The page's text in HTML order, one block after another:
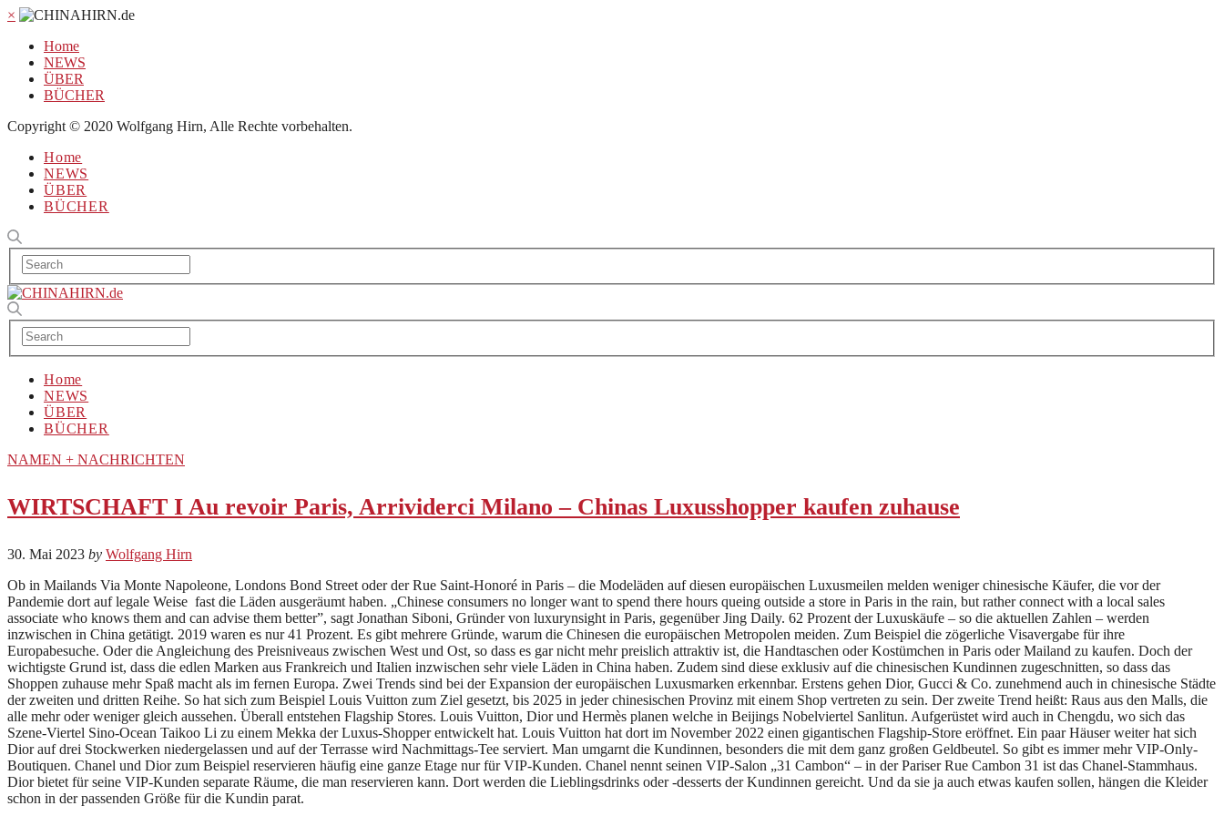
×
Home
NEWS
ÜBER
BÜCHER
Copyright © 2020 Wolfgang Hirn, Alle Rechte vorbehalten.
Home
NEWS
ÜBER
BÜCHER
Home
NEWS
ÜBER
BÜCHER
NAMEN + NACHRICHTEN
WIRTSCHAFT I Au revoir Paris, Arrividerci Milano – Chinas Luxusshopper kaufen zuhause
30. Mai 2023 by Wolfgang Hirn
Ob in Mailands Via Monte Napoleone, Londons Bond Street oder der Rue Saint-Honoré in Paris – die Modeläden auf diesen europäischen Luxusmeilen melden weniger chinesische Käufer, die vor der
Pandemie dort auf legale Weise fast die Läden ausgeräumt haben. „Chinese consumers no longer want to spend there hours queing outside a store in Paris in the rain, but rather connect with a local sales
associate who knows them and can advise them better”, sagt Jonathan Siboni, Gründer von luxurynsight in Paris, gegenüber Jing Daily. 62 Prozent der Luxuskäufe – so die aktuellen Zahlen – werden
inzwischen in China getätigt. 2019 waren es nur 41 Prozent. Es gibt mehrere Gründe, warum die Chinesen die europäischen Metropolen meiden. Zum Beispiel die zögerliche Visavergabe für ihre
Europabesuche. Oder die Angleichung des Preisniveaus zwischen West und Ost, so dass es gar nicht mehr preislich attraktiv ist, die Handtaschen oder Kostümchen in Paris oder Mailand zu kaufen. Doch der
wichtigste Grund ist, dass die edlen Marken aus Frankreich und Italien inzwischen sehr viele Läden in China haben. Zudem sind diese exklusiv auf die chinesischen Kundinnen zugeschnitten, so dass das
Shoppen zuhause mehr Spaß macht als im fernen Europa. Zwei Trends sind bei der Expansion der europäischen Luxusmarken erkennbar. Erstens gehen Dior, Gucci & Co. zunehmend auch in chinesische Städte
der zweiten und dritten Reihe. So hat sich zum Beispiel Louis Vuitton zum Ziel gesetzt, bis 2025 in jeder chinesischen Provinz mit einem Shop vertreten zu sein. Der zweite Trend heißt: Raus aus den Malls, die
alle mehr oder weniger gleich aussehen. Überall entstehen Flagship Stores. Louis Vuitton, Dior und Hermès planen welche in Beijings Nobelviertel Sanlitun. Aufgerüstet wird auch in Chengdu, wo sich das
Szene-Viertel Sino-Ocean Taikoo Li zu einem Mekka der Luxus-Shopper entwickelt hat. Louis Vuitton hat dort im November 2022 einen gigantischen Flagship-Store eröffnet. Ein paar Häuser weiter hat sich
Dior auf drei Stockwerken niedergelassen und auf der Terrasse wird Nachmittags-Tee serviert. Man umgarnt die Kundinnen, besonders die mit dem ganz großen Geldbeutel. So gibt es immer mehr VIP-Only-
Boutiquen. Chanel und Dior zum Beispiel reservieren häufig eine ganze Etage nur für VIP-Kunden. Chanel nennt seinen VIP-Salon „31 Cambon“ – in der Pariser Rue Cambon 31 ist das Chanel-Stammhaus.
Dior bietet für seine VIP-Kunden separate Räume, die man reservieren kann. Dort werden die Lieblingsdrinks oder -desserts der Kundinnen gereicht. Und da sie ja auch etwas kaufen sollen, hängen die Kleider
schon in der passenden Größe für die Kundin parat.